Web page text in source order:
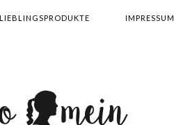
LIEBLINGSPRODUKTE IMPRESSUM